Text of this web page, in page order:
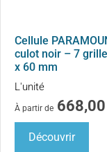
Cellule
culot noir – 7
x 60 mm
L'unité
À partir de 668,00
Découvrir